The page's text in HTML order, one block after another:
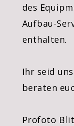
des
Aufbau-
enthalten.
Ihr seid
beraten
Profoto